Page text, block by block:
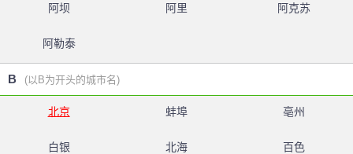
阿坝 阿里 阿克苏
阿勒泰
B (以B为开头的城市名)
北京 蚌埠 亳州
白银 北海 百色